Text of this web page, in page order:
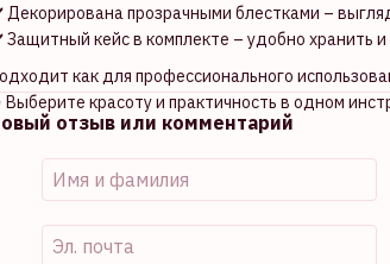
прозрачными блестками –
кейс в комплекте – удобно хранить и
как для профессионального
Выберите красоту и практичность в одном
отзыв или комментарий